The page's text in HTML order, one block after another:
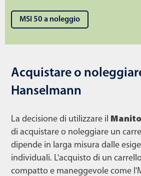
MSI 50 a noleggio
Acquistare o
Hanselmann
La decisione di utilizzare il
di acquistare o noleggiare un
dipende in larga misura dalle
individuali. L'acquisto di un
compatto e maneggevole come